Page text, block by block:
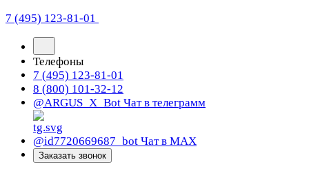
7 (495) 123-81-01
Телефоны
7 (495) 123-81-01
8 (800) 101-32-12
@ARGUS_X_Bot Чат в телеграмм
@id7720669687_bot Чат в МАХ
Заказать звонок